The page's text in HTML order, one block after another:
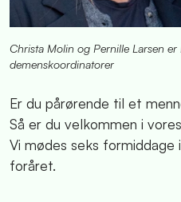
Christa Molin og Pernille Larsen er
demenskoordinatorer
Er du pårørende til et
Så er du velkommen i
Vi mødes seks
foråret.